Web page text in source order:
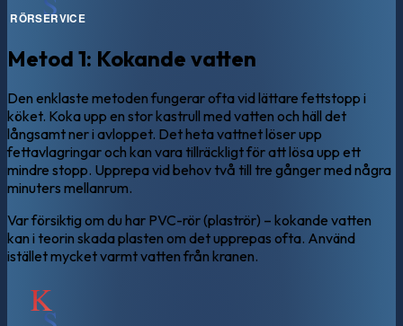
Metod 1: Kokande vatten
Den enklaste metoden fungerar ofta vid lättare fettstopp i
köket. Koka upp en stor kastrull med vatten och häll det
långsamt ner i avloppet. Det heta vattnet löser upp
fettavlagringar och kan vara tillräckligt för att lösa upp ett
mindre stopp. Upprepa vid behov två till tre gånger med några
minuters mellanrum.
Var försiktig om du har PVC-rör (plaströr) – kokande vatten
kan i teorin skada plasten om det upprepas ofta. Använd
istället mycket varmt vatten från kranen.